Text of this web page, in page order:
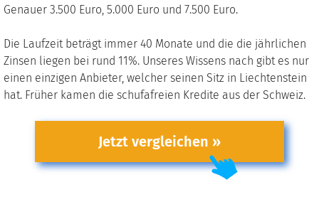
Genauer 3.500 Euro, 5.000 Euro und 7.500 Euro.
Die Laufzeit beträgt immer 40 Monate und die die jährlichen
Zinsen liegen bei rund 11%. Unseres Wissens nach gibt es nur
einen einzigen Anbieter, welcher seinen Sitz in Liechtenstein
hat. Früher kamen die schufafreien Kredite aus der Schweiz.
Jetzt vergleichen »